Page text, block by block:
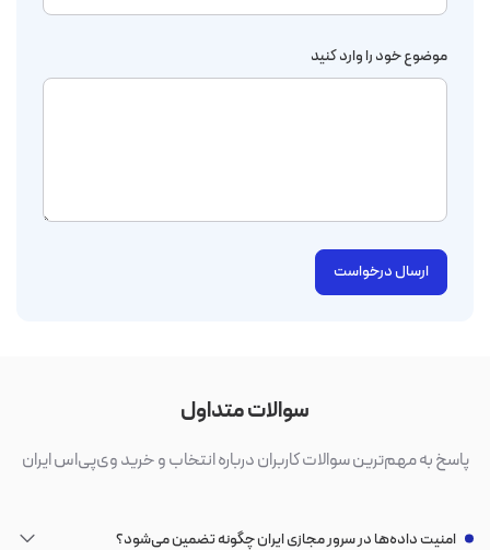
موضوع خود را وارد کنید
ارسال درخواست
سوالات متداول
پاسخ به مهم‌ترین سوالات کاربران درباره انتخاب و خرید وی‌پی‌اس ایران
امنیت داده‌ها در سرور مجازی ایران چگونه تضمین می‌شود؟